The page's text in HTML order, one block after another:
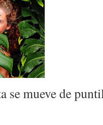
se mueve de